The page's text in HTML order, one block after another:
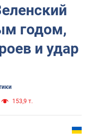
годом,
и удар
153,9 т.